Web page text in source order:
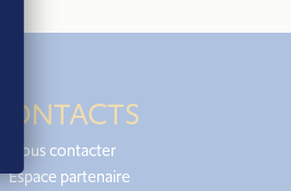
CONTACTS
Nous contacter
Espace partenaire